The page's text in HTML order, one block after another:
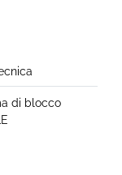
di blocco